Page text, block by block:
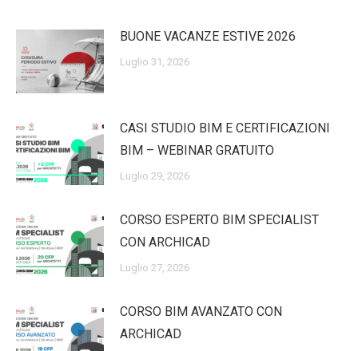
BUONE VACANZE ESTIVE 2026
Luglio 31, 2026
CASI STUDIO BIM E CERTIFICAZIONI
BIM – WEBINAR GRATUITO
Luglio 29, 2026
CORSO ESPERTO BIM SPECIALIST
CON ARCHICAD
Luglio 27, 2026
CORSO BIM AVANZATO CON
ARCHICAD